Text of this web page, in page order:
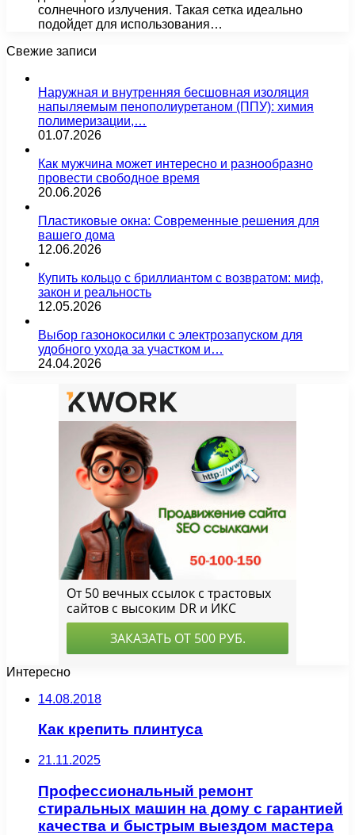
солнечного излучения. Такая сетка идеально
подойдет для использования…
Свежие записи
Наружная и внутренняя бесшовная изоляция
напыляемым пенополиуретаном (ППУ): химия
полимеризации,…
01.07.2026
Как мужчина может интересно и разнообразно
провести свободное время
20.06.2026
Пластиковые окна: Современные решения для
вашего дома
12.06.2026
Купить кольцо с бриллиантом с возвратом: миф,
закон и реальность
12.05.2026
Выбор газонокосилки с электрозапуском для
удобного ухода за участком и…
24.04.2026
Интересно
14.08.2018
Как крепить плинтуса
21.11.2025
Профессиональный ремонт
стиральных машин на дому с гарантией
качества и быстрым выездом мастера